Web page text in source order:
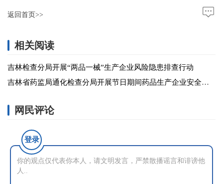
返回首页>>
相关阅读
吉林检查分局开展“两品一械”生产企业风险隐患排查行动
吉林省药监局通化检查分局开展节日期间药品生产企业安全风险隐患排查
网民评论
登录